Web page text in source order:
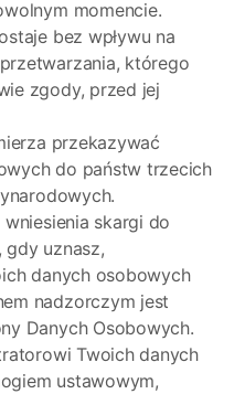
momencie.
bez wpływu na
którego
zgody, przed jej
przekazywać
do państw trzecich
wniesienia skargi do
uznasz,
danych osobowych
nadzorczym jest
Danych Osobowych.
Twoich danych
ustawowym,